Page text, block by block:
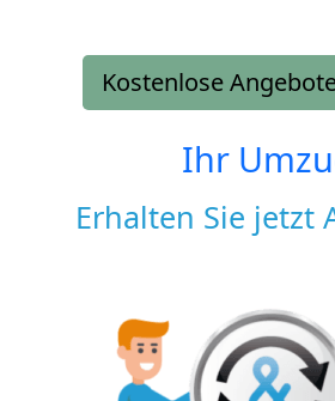
Kostenlose
Ihr
Erhalten Sie jetzt